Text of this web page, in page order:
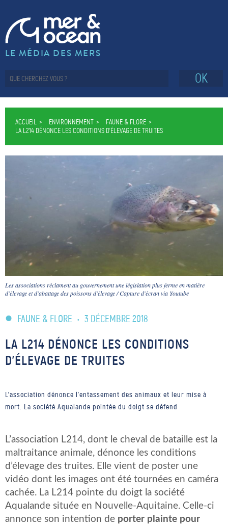
LE MÉDIA DES MERS
OK
ACCUEIL ENVIRONNEMENT
FAUNE & FLORE
LA L214 DÉNONCE LES CONDITIONS D’ÉLEVAGE DE TRUITES
Les associations réclament au gouvernement une législation plus ferme en matière
d'élevage et d'abattage des poissons d'élevage / Capture d'écran via Youtube
FAUNE & FLORE • 3 DÉCEMBRE 2018
LA L214 DÉNONCE LES CONDITIONS
D’ÉLEVAGE DE TRUITES
L'association dénonce l'entassement des animaux et leur mise à
mort. La société Aqualande pointée du doigt se défend
L’association L214, dont le cheval de bataille est la
maltraitance animale, dénonce les conditions
d’élevage des truites. Elle vient de poster une
vidéo dont les images ont été tournées en caméra
cachée. La L214 pointe du doigt la société
Aqualande située en Nouvelle-Aquitaine. Celle-ci
annonce son intention de porter plainte pour